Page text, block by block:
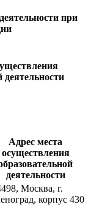
при
деятельности
Адрес места
осуществления
деятельности
Москва, г.
корпус 430